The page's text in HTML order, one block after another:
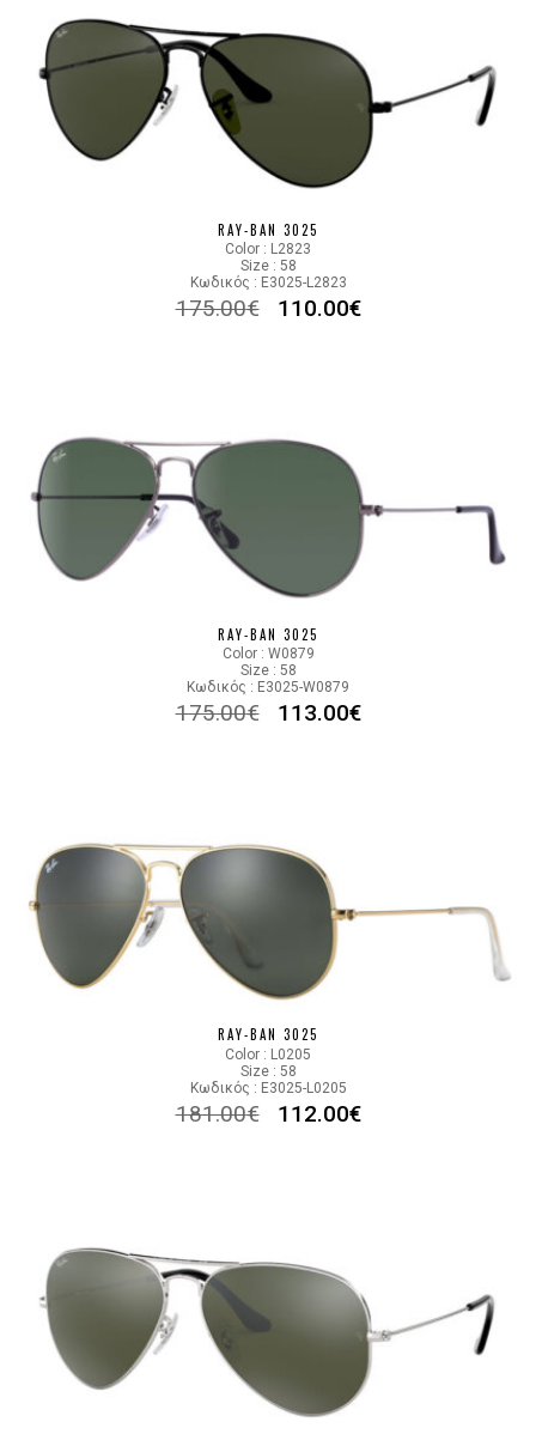
Color
Lens Color GRADIENT BROWN
Color code 002/51
RAY-BAN 3025
Color : L2823
Size : 58
Κωδικός : E3025-L2823
175.00€ 110.00€
RAY-BAN 3025
Color : W0879
Size : 58
Κωδικός : E3025-W0879
175.00€ 113.00€
RAY-BAN 3025
Color : L0205
Size : 58
Κωδικός : E3025-L0205
181.00€ 112.00€